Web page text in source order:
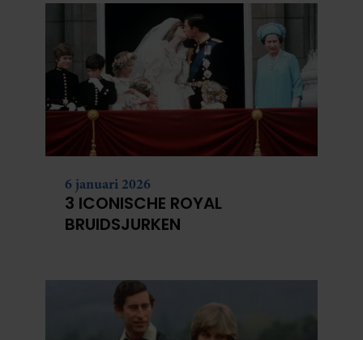
partners kunnen deze gegevens combineren met andere
informatie die u aan ze heeft verstrekt of die ze hebben
verzameld op basis van uw gebruik van hun services. U
gaat akkoord met onze cookies als u onze website blijft
gebruiken.
6 januari 2026
3 ICONISCHE ROYAL
BRUIDSJURKEN